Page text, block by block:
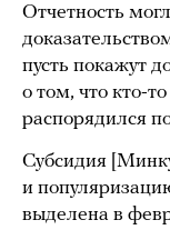
Отчетность
пусть покажут
о том, что кто-
распорядился
Субсидия
и
выделена в